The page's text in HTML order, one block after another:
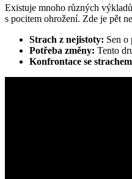
Existuje mnoho různých
s pocitem ohrožení. Zde je pět
Strach z nejistoty: Sen o
Potřeba změny: Tento
Konfrontace se